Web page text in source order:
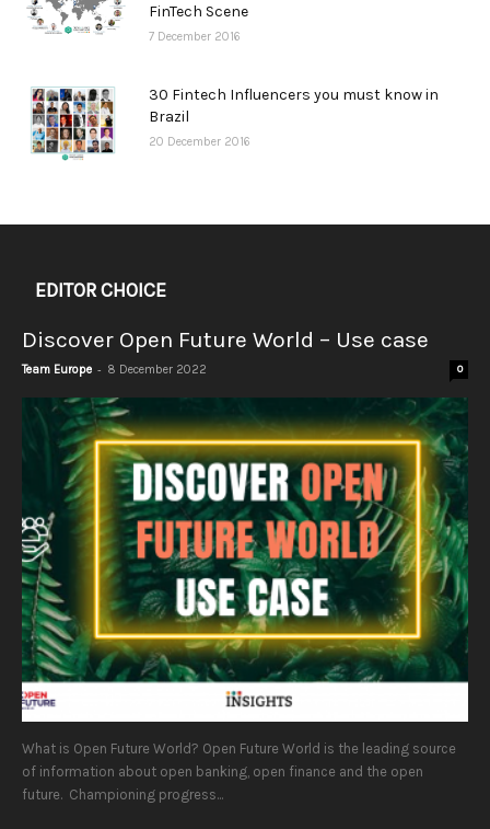
FinTech Scene
7 December 2016
30 Fintech Influencers you must know in
Brazil
20 December 2016
EDITOR CHOICE
Discover Open Future World – Use case
Team Europe - 8 December 2022 0
What is Open Future World? Open Future World is the leading source
of information about open banking, open finance and the open
future. Championing progress...